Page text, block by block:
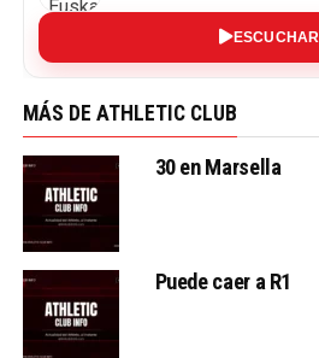
ESCUCHAR
MÁS DE ATHLETIC CLUB
30 en Marsella
Puede caer a R1